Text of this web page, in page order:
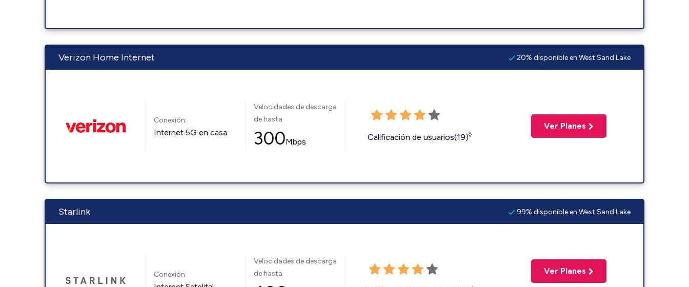
Verizon Home Internet 20% disponible en West Sand Lake
Conexión:
Internet 5G en casa
Velocidades de descarga
de hasta
300Mbps Calificación de usuarios(19)◊
Ver Planes
Starlink 99% disponible en West Sand Lake
Conexión:
Velocidades de descarga
de hasta
Ver Planes